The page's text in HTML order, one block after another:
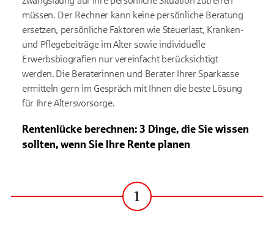
müssen. Der Rechner kann keine persönliche Beratung
ersetzen, persönliche Faktoren wie Steuerlast, Kranken-
und Pflegebeiträge im Alter sowie individuelle
Erwerbsbiografien nur vereinfacht berücksichtigt
werden. Die Beraterinnen und Berater Ihrer Sparkasse
ermitteln gern im Gespräch mit Ihnen die beste Lösung
für Ihre Altersvorsorge.
Rentenlücke berechnen: 3 Dinge, die Sie wissen
sollten, wenn Sie Ihre Rente planen
Schritt
1